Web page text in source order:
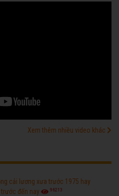
Xem thêm nhiều video khác
cải lương xưa trước 1975 hay
đến nay
96213